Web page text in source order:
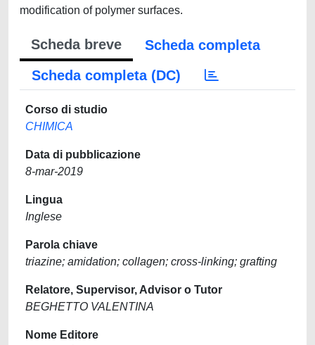
modification of polymer surfaces.
Scheda breve
Scheda completa
Scheda completa (DC)
Corso di studio
CHIMICA
Data di pubblicazione
8-mar-2019
Lingua
Inglese
Parola chiave
triazine; amidation; collagen; cross-linking; grafting
Relatore, Supervisor, Advisor o Tutor
BEGHETTO VALENTINA
Nome Editore